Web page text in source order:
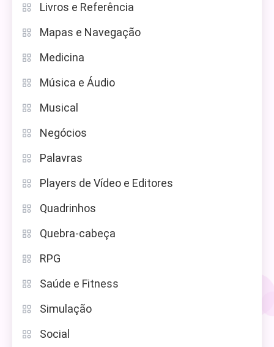
Livros e Referência
Mapas e Navegação
Medicina
Música e Áudio
Musical
Negócios
Palavras
Players de Vídeo e Editores
Quadrinhos
Quebra-cabeça
RPG
Saúde e Fitness
Simulação
Social